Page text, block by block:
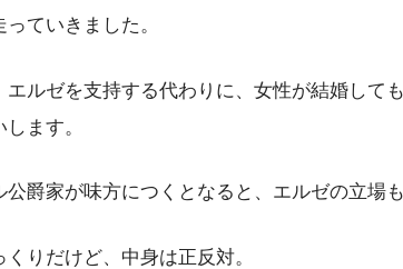
っていきました。
エルゼを支持する代わりに、女性が結婚して
ます。
公爵家が味方につくとなると、エルゼの立場
くりだけど、中身は正反対。